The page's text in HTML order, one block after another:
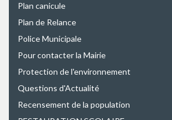
Plan canicule
Plan de Relance
Police Municipale
Pour contacter la Mairie
Protection de l'environnement
Questions d'Actualité
Recensement de la population